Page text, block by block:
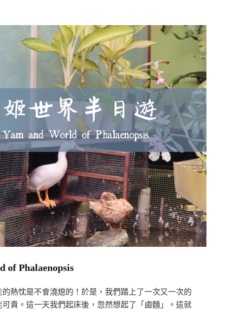
of Phalaenopsis
熱忱是不會澆熄的！於是，我們踏上了一次又一次的
貴。這一天我們起床後，忽然想起了「鹵麵」。這就